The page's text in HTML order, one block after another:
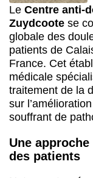
Le Centre anti-
Zuydcoote se
globale des
patients de
France. Cet
médicale
traitement de la
sur
souffrant de
Une
des patients